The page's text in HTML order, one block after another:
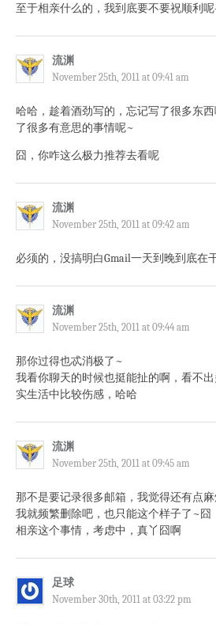
至于相亲什么的，我到底要不要祝顺利
流渊
November 25th, 2011 at 09:41 am
哈哈，趁着酒劲写的，忘记写了很多东
了很多有意思的事情呢~
囧，你咋这么极力推荐去看呢
流渊
November 25th, 2011 at 09:42 am
必须的，没搞明白Gmail一天到晚到底在
流渊
November 25th, 2011 at 09:44 am
那你过得也忒消极了~
我看你聊天的时候也挺能扯的啊，看不
实生活中比较伤感，哈哈
流渊
November 25th, 2011 at 09:45 am
那不是要记录很多邮箱，我觉得还有点
我就频繁删除吧，也只能这个样子了~囧
相亲这个事情，考虑中，真丫囧啊
足球
November 30th, 2011 at 03:22 pm